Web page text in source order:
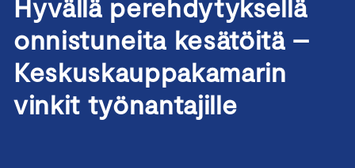
Hyvällä perehdytyksellä
onnistuneita kesätöitä –
Keskuskauppakamarin
vinkit työnantajille